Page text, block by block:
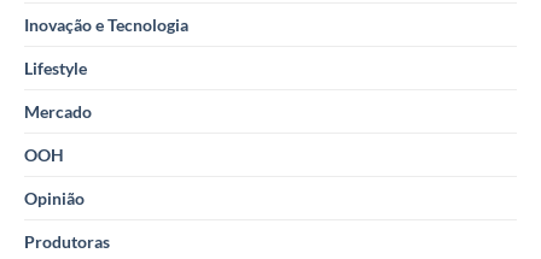
Inovação e Tecnologia
Lifestyle
Mercado
OOH
Opinião
Produtoras